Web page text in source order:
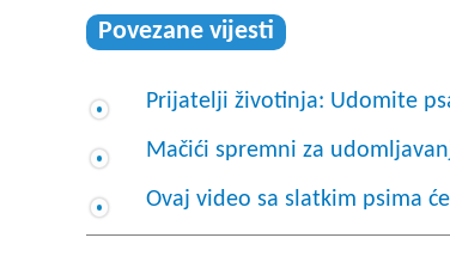
Povezane vijesti
Prijatelji životinja: Udomite
Mačići spremni za
Ovaj video sa slatkim psima